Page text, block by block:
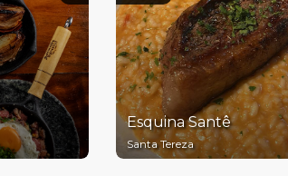
Esquina Santê
Santa Tereza